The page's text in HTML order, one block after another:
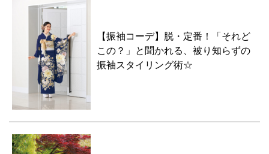
【振袖コーデ】脱・定番！「それど
この？」と聞かれる、被り知らずの
振袖スタイリング術☆